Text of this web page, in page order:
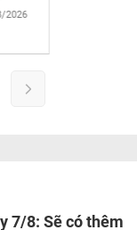
7/8: Sẽ có thêm